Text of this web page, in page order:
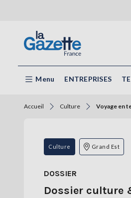
Menu ENTREPRISES
Accueil Culture Voyage en
Culture Grand Est
DOSSIER
Dossier culture